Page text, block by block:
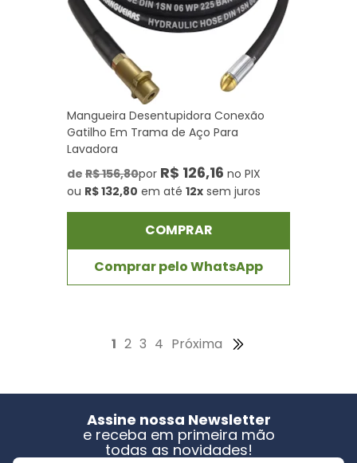
Mangueira Desentupidora Conexão
Gatilho Em Trama de Aço Para
Lavadora
de R$ 156,80por R$ 126,16 no PIX
ou R$ 132,80 em até 12x sem juros
COMPRAR
Comprar pelo WhatsApp
1 2 3 4 Próxima
Assine nossa Newsletter
e receba em primeira mão
todas as novidades!